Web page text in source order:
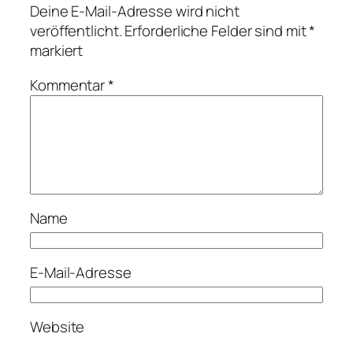
Deine E-Mail-Adresse wird nicht
veröffentlicht.Erforderliche Felder sind mit*
markiert
Kommentar*
Name
E-Mail-Adresse
Website